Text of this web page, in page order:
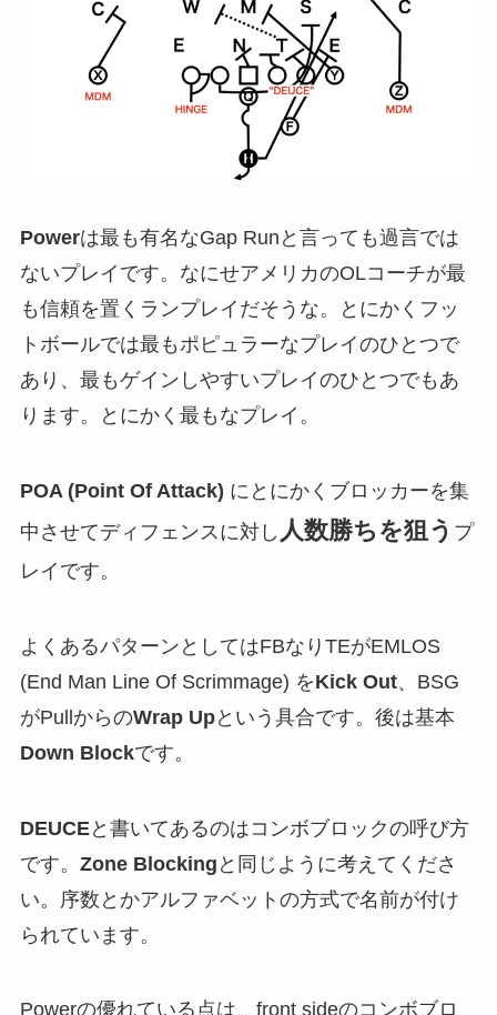
Powerは最も有名なGap Runと言っても過言では
ないプレイです。なにせアメリカのOLコーチが最
も信頼を置くランプレイだそうな。とにかくフッ
トボールでは最もポピュラーなプレイのひとつで
あり、最もゲインしやすいプレイのひとつでもあ
ります。とにかく最もなプレイ。
POA (Point Of Attack) にとにかくブロッカーを集
中させてディフェンスに対し 人数勝ちを狙う プ
レイです。
よくあるパターンとしてはFBなりTEがEMLOS
(End Man Line Of Scrimmage) をKick Out、BSG
がPullからのWrap Upという具合です。後は基本
Down Blockです。
DEUCEと書いてあるのはコンボブロックの呼び方
です。 Zone Blocking と同じように考えてくださ
い。序数とかアルファベットの方式で名前が付け
られています。
Powerの優れている点は、front sideのコンボブロ